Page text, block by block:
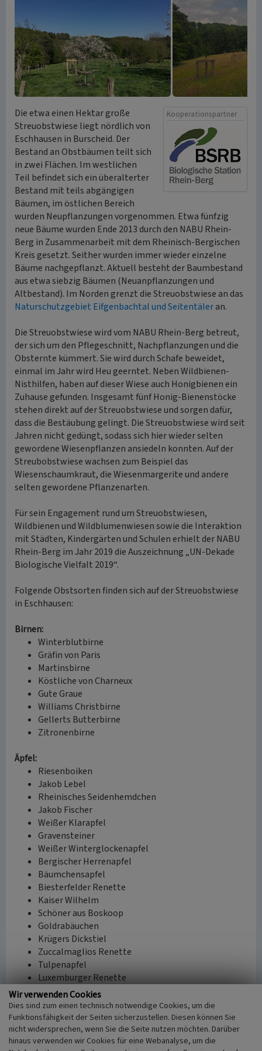
Kooperationspartner
Die etwa einen Hektar große
Streuobstwiese liegt nördlich von
Eschhausen in Burscheid. Der
Bestand an Obstbäumen teilt sich
in zwei Flächen. Im westlichen
Teil befindet sich ein überalterter
Bestand mit teils abgängigen
Bäumen, im östlichen Bereich
wurden Neupflanzungen vorgenommen. Etwa fünfzig
neue Bäume wurden Ende 2013 durch den NABU Rhein-
Berg in Zusammenarbeit mit dem Rheinisch-Bergischen
Kreis gesetzt. Seither wurden immer wieder einzelne
Bäume nachgepflanzt. Aktuell besteht der Baumbestand
aus etwa siebzig Bäumen (Neuanpflanzungen und
Altbestand). Im Norden grenzt die Streuobstwiese an das
Naturschutzgebiet Eifgenbachtal und Seitentäleran.
Die Streuobstwiese wird vom NABU Rhein-Berg betreut,
der sich um den Pflegeschnitt, Nachpflanzungen und die
Obsternte kümmert. Sie wird durch Schafe beweidet,
einmal im Jahr wird Heu geerntet. Neben Wildbienen-
Nisthilfen, haben auf dieser Wiese auch Honigbienen ein
Zuhause gefunden. Insgesamt fünf Honig-Bienenstöcke
stehen direkt auf der Streuobstwiese und sorgen dafür,
dass die Bestäubung gelingt. Die Streuobstwiese wird seit
Jahren nicht gedüngt, sodass sich hier wieder selten
gewordene Wiesenpflanzen ansiedeln konnten. Auf der
Streubobstwiese wachsen zum Beispiel das
Wiesenschaumkraut, die Wiesenmargerite und andere
selten gewordene Pflanzenarten.
Für sein Engagement rund um Streuobstwiesen,
Wildbienen und Wildblumenwiesen sowie die Interaktion
mit Städten, Kindergärten und Schulen erhielt der NABU
Rhein-Berg im Jahr 2019 die Auszeichnung „UN-Dekade
Biologische Vielfalt 2019“.
Folgende Obstsorten finden sich auf der Streuobstwiese
in Eschhausen:
Birnen:
Winterblutbirne
Gräfin von Paris
Martinsbirne
Köstliche von Charneux
Gute Graue
Williams Christbirne
Gellerts Butterbirne
Zitronenbirne
Äpfel:
Riesenboiken
Jakob Lebel
Rheinisches Seidenhemdchen
Jakob Fischer
Weißer Klarapfel
Gravensteiner
Weißer Winterglockenapfel
Bergischer Herrenapfel
Bäumchensapfel
Biesterfelder Renette
Kaiser Wilhelm
Schöner aus Boskoop
Goldrabäuchen
Krügers Dickstiel
Zuccalmaglios Renette
Tulpenapfel
Luxemburger Renette
Ontario
Rote Sternrenette
Roter Mond
Schöner aus Burscheid
Berner Rosenapfel
Wir verwenden Cookies
Dies sind zum einen technisch notwendige Cookies, um die
Funktionsfähigkeit der Seiten sicherzustellen. Diesen können Sie
nicht widersprechen, wenn Sie die Seite nutzen möchten. Darüber
hinaus verwenden wir Cookies für eine Webanalyse, um die